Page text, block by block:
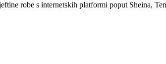
robe s internetskih platformi poput Sheina,